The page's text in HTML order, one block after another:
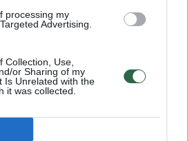
processing my
Advertising.
Collection, Use,
or Sharing of my
Is Unrelated with the
it was collected.
pasidalijo jautriais
Prunskienę